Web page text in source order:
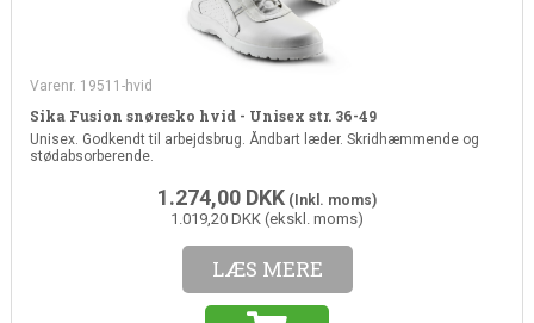
Varenr. 19511-hvid
Sika Fusion snøresko hvid - Unisex str. 36-49
Unisex. Godkendt til arbejdsbrug. Åndbart læder. Skridhæmmende og
stødabsorberende.
1.274,00 DKK (Inkl. moms)
1.019,20 DKK (ekskl. moms)
LÆS MERE